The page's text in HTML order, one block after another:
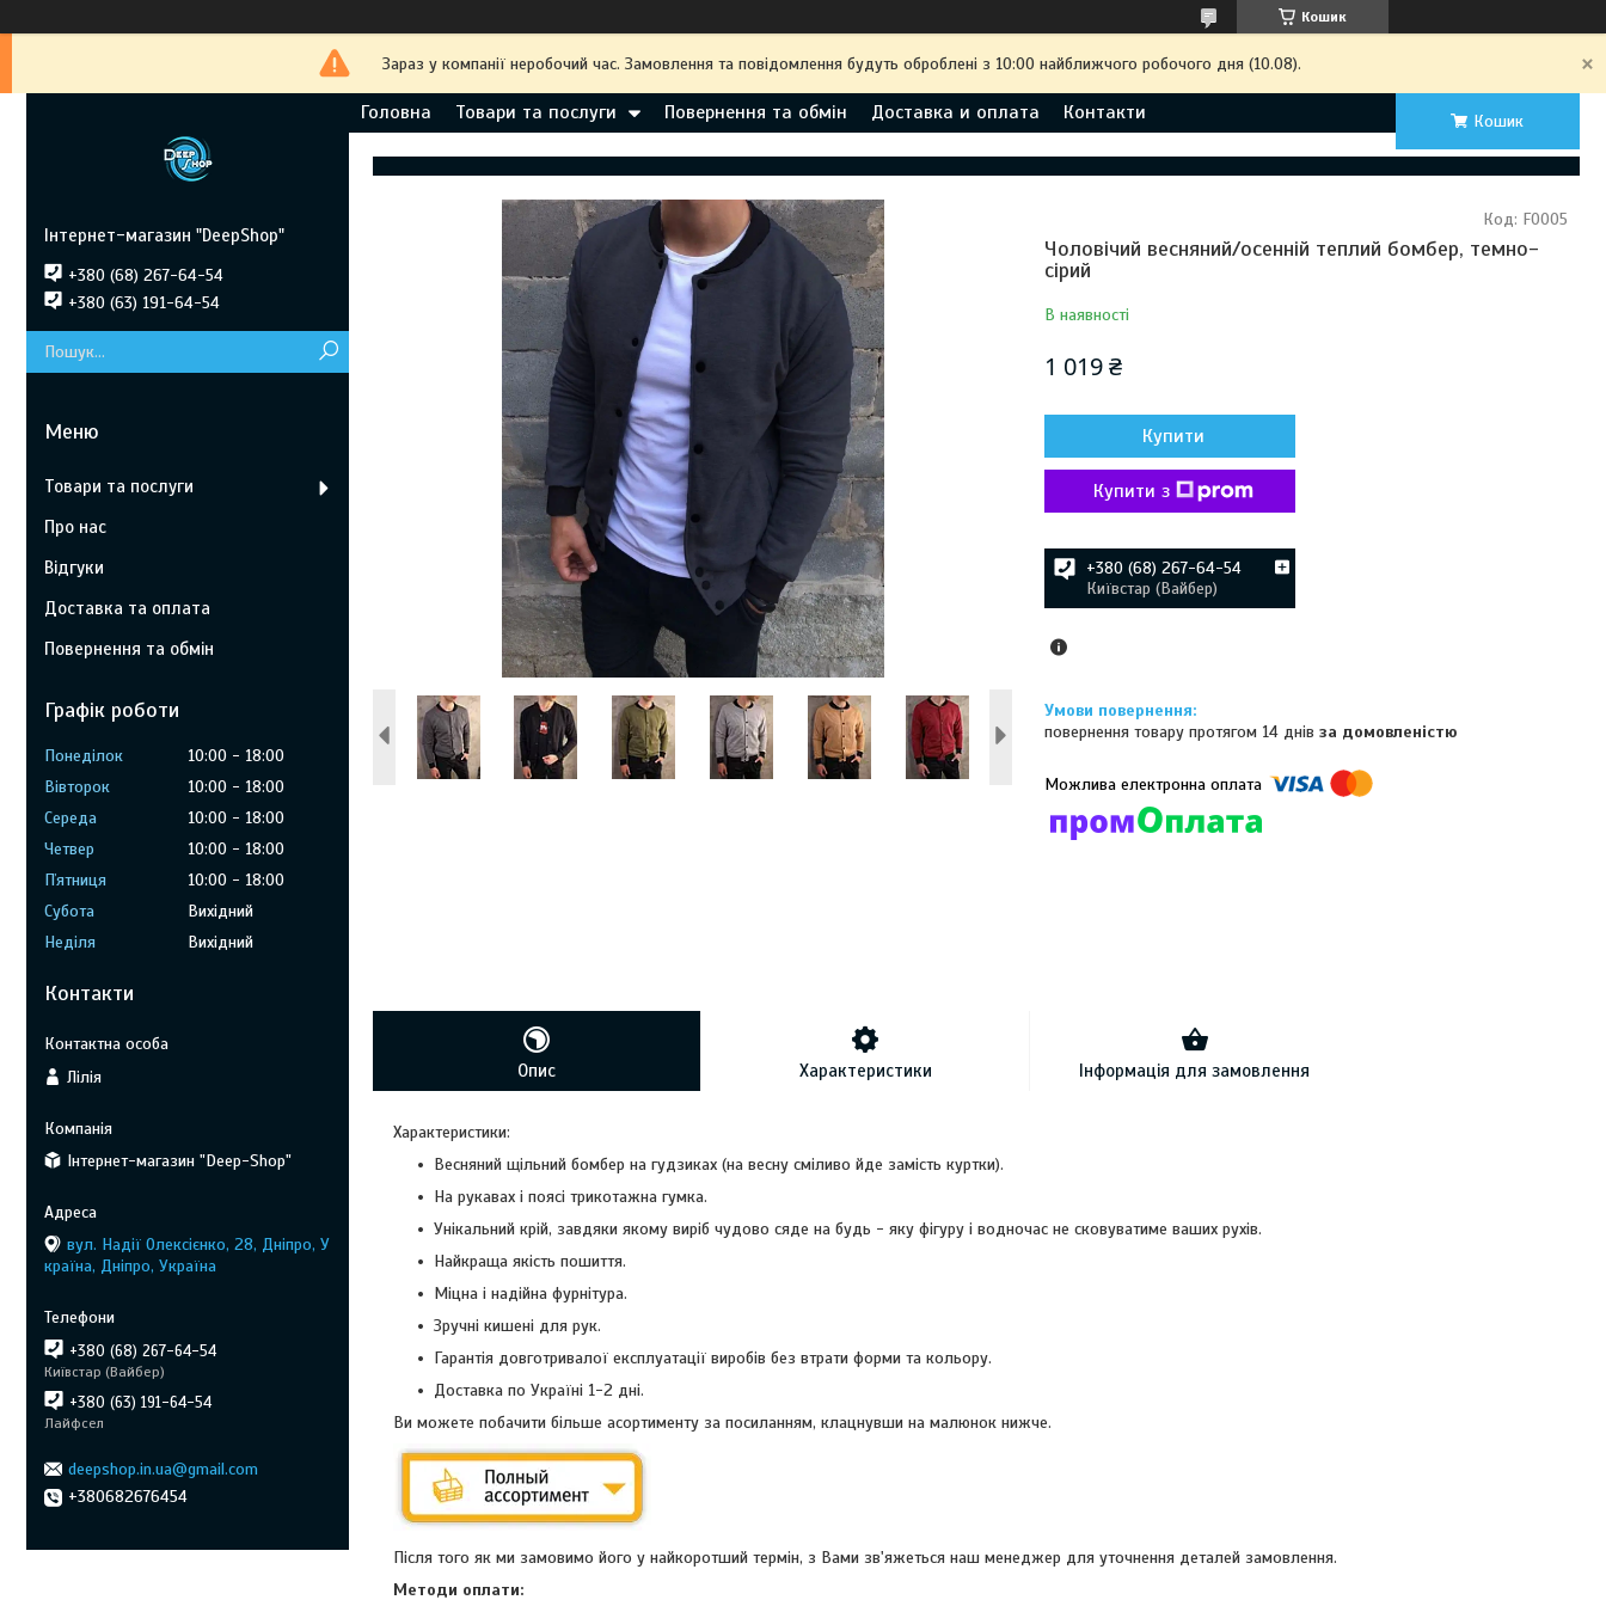
Кошик
Зараз у компанії неробочий час. Замовлення та повідомлення будуть оброблені з 10:00 найближчого робочого дня (10.08).
Головна Товари та послуги Повернення та обмін Доставка и оплата Контакти Кошик
Чоловічий весняний/осенній теплий бомбер, темно-
сірий
В наявності
Код: F0005
1 019 ₴
Купити
Купити з
+380 (68) 267-64-54
Київстар (Вайбер)
повернення товару протягом 14 днівза домовленістю
Опис Характеристики Інформація для замовлення
Характеристики:
Весняний щільний бомбер на гудзиках (на весну сміливо йде замість куртки).
На рукавах і поясі трикотажна гумка.
Унікальний крій, завдяки якому виріб чудово сяде на будь - яку фігуру і водночас не сковуватиме ваших рухів.
Найкраща якість пошиття.
Міцна і надійна фурнітура.
Зручні кишені для рук.
Гарантія довготривалої експлуатації виробів без втрати форми та кольору.
Доставка по Україні 1-2 дні.
Ви можете побачити більше асортименту за посиланням, клацнувши на малюнок нижче.
Після того як ми замовимо його у найкоротший термін, з Вами зв'яжеться наш менеджер для уточнення деталей замовлення.
Методи оплати:
Інтернет-магазин "DeepShop"
+380 (68) 267-64-54
+380 (63) 191-64-54
Товари та послуги
Про нас
Відгуки
Доставка та оплата
Повернення та обмін
Графік роботи
Понеділок 10:00
18:00
Вівторок
10:00
18:00
Середа
10:00
18:00
Четвер
10:00
18:00
Пʼятниця
10:00
18:00
Субота
Вихідний
Неділя
Вихідний
Контакти
Лілія
Інтернет-магазин "Deep-Shop"
вул. Надії Олексієнко, 28, Дніпро, У
країна, Дніпро, Україна
+380 (68) 267-64-54
Київстар (Вайбер)
+380 (63) 191-64-54
Лайфсел
deepshop.in.ua@gmail.com
+380682676454